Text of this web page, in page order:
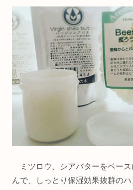
ミツロウ、シアバターをベース
んで、しっとり保湿効果抜群の